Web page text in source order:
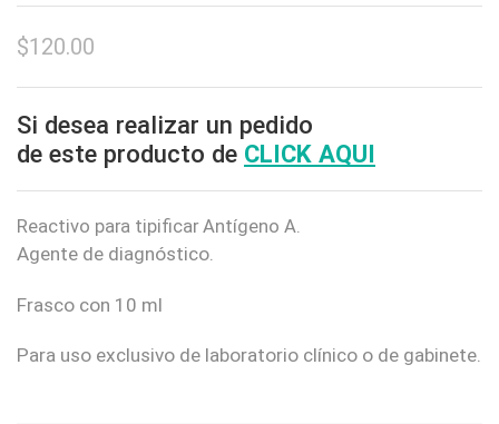
$120.00
Si desea realizar un pedido
de este producto de CLICK AQUI
Reactivo para tipificar Antígeno A.
Agente de diagnóstico.
Frasco con 10 ml
Para uso exclusivo de laboratorio clínico o de gabinete.